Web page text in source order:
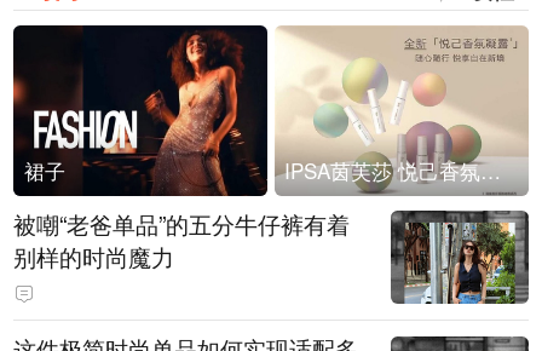
裙子 IPSA茵芙莎 悦己香氛凝露上市
被嘲“老爸单品”的五分牛仔裤有着
别样的时尚魔力